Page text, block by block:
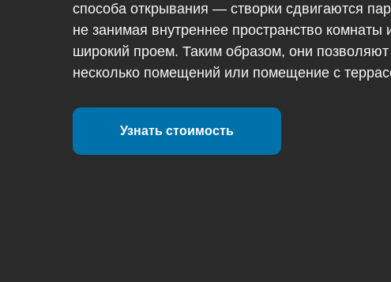
способа открывания — створки сдвигаются
не занимая внутреннее пространство
широкий проем. Таким образом, они
несколько помещений или помещение с
Узнать стоимость